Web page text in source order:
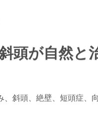
頭が自然と
斜頭、絶壁、短頭症、